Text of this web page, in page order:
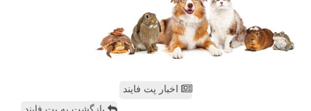
اخبار پت فایند